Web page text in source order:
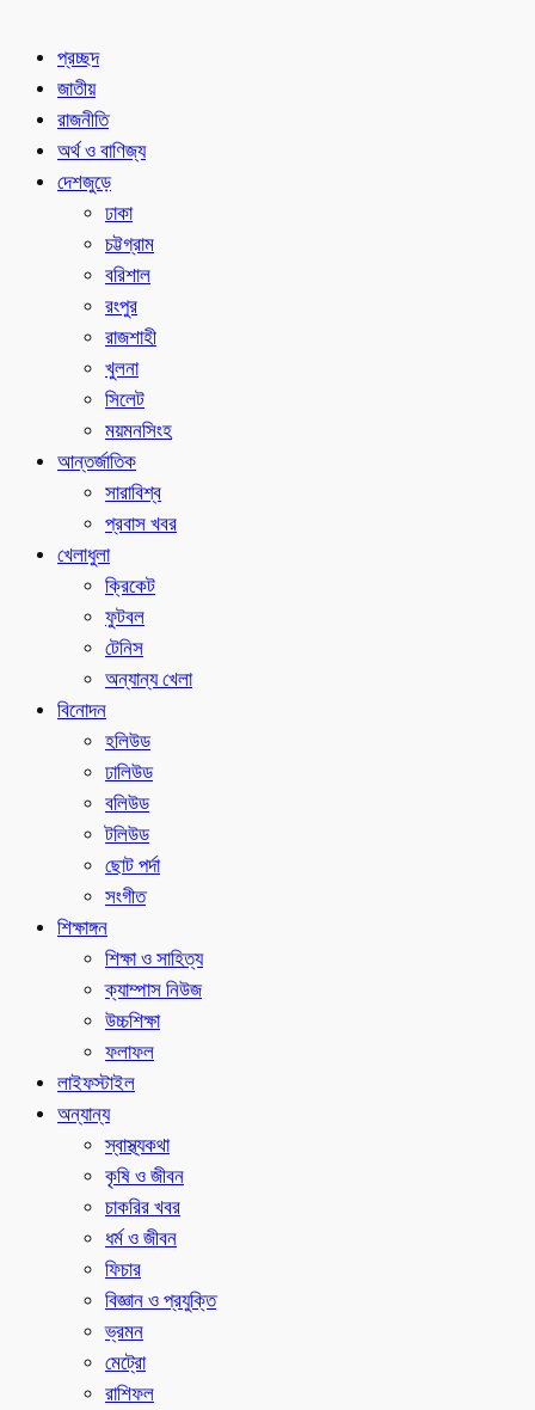
প্রচ্ছদ
জাতীয়
রাজনীতি
অর্থ ও বাণিজ্য
দেশজুড়ে
ঢাকা
চট্টগ্রাম
বরিশাল
রংপুর
রাজশাহী
খুলনা
সিলেট
ময়মনসিংহ
আন্তর্জাতিক
সারাবিশ্ব
প্রবাস খবর
খেলাধুলা
ক্রিকেট
ফুটবল
টেনিস
অন্যান্য খেলা
বিনোদন
হলিউড
ঢালিউড
বলিউড
টলিউড
ছোট পর্দা
সংগীত
শিক্ষাঙ্গন
শিক্ষা ও সাহিত্য
ক্যাম্পাস নিউজ
উচ্চশিক্ষা
ফলাফল
লাইফস্টাইল
অন্যান্য
স্বাস্থ্যকথা
কৃষি ও জীবন
চাকরির খবর
ধর্ম ও জীবন
ফিচার
বিজ্ঞান ও প্রযুক্তি
ভ্রমন
মেট্রো
রাশিফল